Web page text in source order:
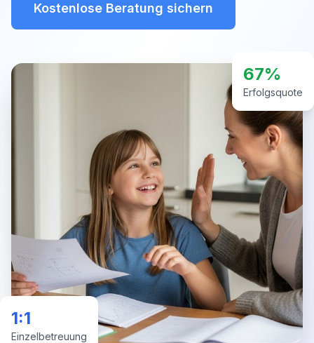
Kostenlose Beratung sichern
67%
Erfolgsquote
1:1
Einzelbetreuung